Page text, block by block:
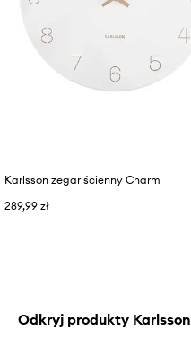
Karlsson zegar ścienny Charm
289,99 zł
Odkryj produkty Karlsson